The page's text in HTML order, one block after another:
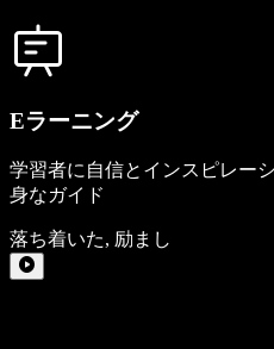
Eラーニング
学習者に自信とインスピレー
身なガイド
落ち着いた, 励まし